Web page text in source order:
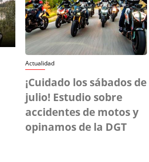
Actualidad
¡Cuidado los sábados de
julio! Estudio sobre
accidentes de motos y
opinamos de la DGT